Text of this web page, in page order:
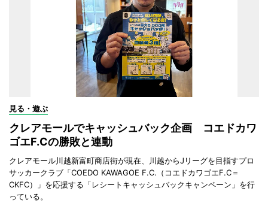
見る・遊ぶ
クレアモールでキャッシュバック企画 コエドカワ
ゴエF.Cの勝敗と連動
クレアモール川越新富町商店街が現在、川越からJリーグを目指すプロ
サッカークラブ「COEDO KAWAGOE F.C.（コエドカワゴエF.C＝
CKFC）」を応援する「レシートキャッシュバックキャンペーン」を行
っている。